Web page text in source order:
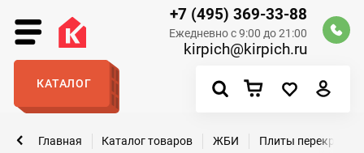
+7 (495) 369-33-88
Ежедневно с 9:00 до 21:00
kirpich@kirpich.ru
КАТАЛОГ
Главная Каталог товаров ЖБИ Плиты перекрытий